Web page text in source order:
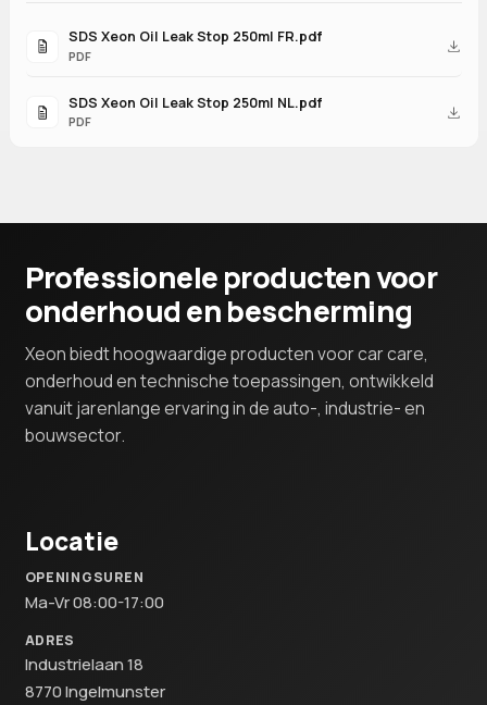
SDS Xeon Oil Leak Stop 250ml FR.pdf
PDF
SDS Xeon Oil Leak Stop 250ml NL.pdf
PDF
Professionele producten voor
onderhoud en bescherming
Xeon biedt hoogwaardige producten voor car care,
onderhoud en technische toepassingen, ontwikkeld
vanuit jarenlange ervaring in de auto-, industrie- en
bouwsector.
Locatie
OPENINGSUREN
Ma-Vr 08:00-17:00
ADRES
Industrielaan 18
8770 Ingelmunster